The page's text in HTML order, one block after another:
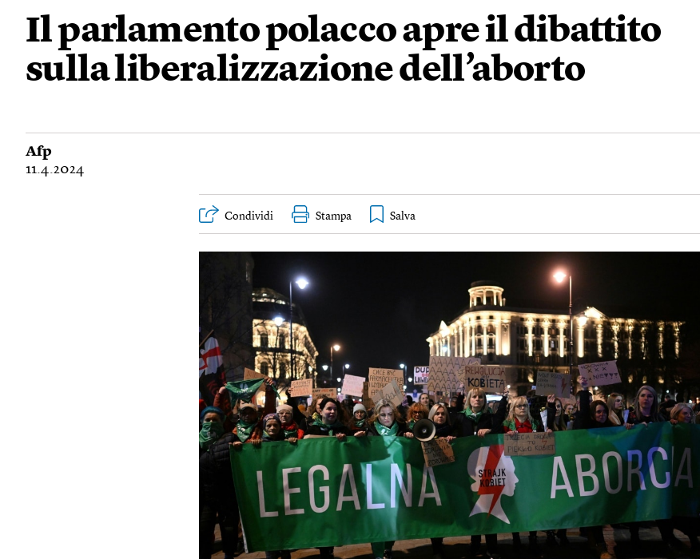
Il parlamento polacco apre il dibattito
sulla liberalizzazione dell’aborto
Afp
11.4.2024
Condividi Stampa